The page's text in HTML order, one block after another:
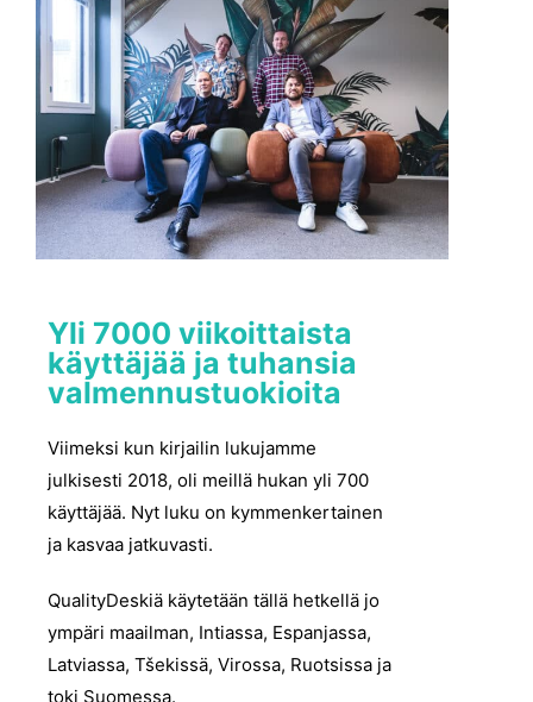
Yli 7000 viikoittaista
käyttäjää ja tuhansia
valmennustuokioita
Viimeksi kun kirjailin lukujamme
julkisesti 2018, oli meillä hukan yli 700
käyttäjää. Nyt luku on kymmenkertainen
ja kasvaa jatkuvasti.
QualityDeskiä käytetään tällä hetkellä jo
ympäri maailman, Intiassa, Espanjassa,
Latviassa, Tšekissä, Virossa, Ruotsissa ja
toki Suomessa.